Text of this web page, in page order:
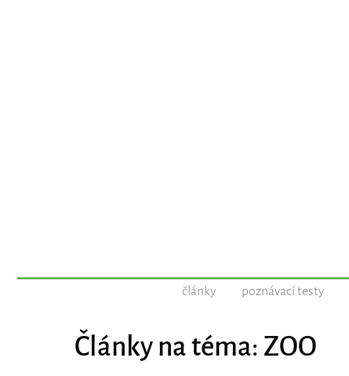
články poznávací testy
Články na téma: ZOO